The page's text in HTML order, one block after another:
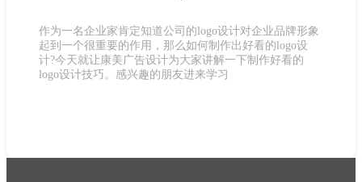
作为一名企业家肯定知道公司的logo设计对企业品牌形象
起到一个很重要的作用，那么如何制作出好看的logo设
计?今天就让康美广告设计为大家讲解一下制作好看的
logo设计技巧。感兴趣的朋友进来学习